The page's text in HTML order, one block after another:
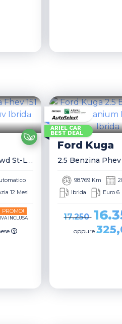
2.5 Benzina Fhev 151 Cv 2wd St-Line Auto Suv
12 Mesi
PROMO!
IVA INCLUSA
ARIEL CAR
BEST DEAL
Ford Kuga
98.769 Km
Ibrida
Euro 6
17.250
oppure